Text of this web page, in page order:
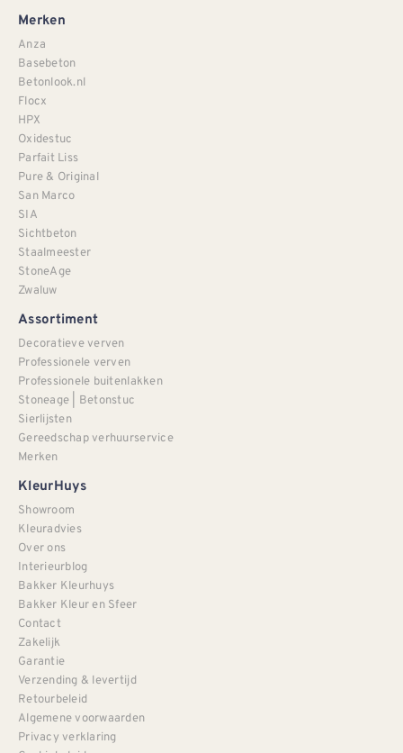
Merken
Anza
Basebeton
Betonlook.nl
Flocx
HPX
Oxidestuc
Parfait Liss
Pure & Original
San Marco
SIA
Sichtbeton
Staalmeester
StoneAge
Zwaluw
Assortiment
Decoratieve verven
Professionele verven
Professionele buitenlakken
Stoneage | Betonstuc
Sierlijsten
Gereedschap verhuurservice
Merken
KleurHuys
Showroom
Kleuradvies
Over ons
Interieurblog
Bakker Kleurhuys
Bakker Kleur en Sfeer
Contact
Zakelijk
Garantie
Verzending & levertijd
Retourbeleid
Algemene voorwaarden
Privacy verklaring